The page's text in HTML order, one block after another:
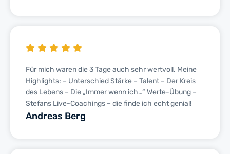
Für mich waren die 3 Tage auch sehr wertvoll. Meine
Highlights: – Unterschied Stärke – Talent – Der Kreis
des Lebens – Die „Immer wenn ich…“ Werte-Übung –
Stefans Live-Coachings – die finde ich echt genial!
Andreas Berg